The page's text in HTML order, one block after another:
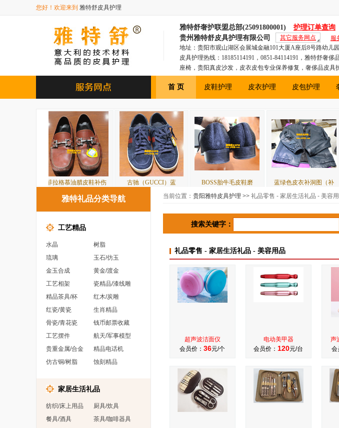
您好！欢迎来到 雅特舒皮具护理
雅特舒奢护联盟总部(25091800001)
护理订单查询
贵州雅特舒皮具护理有限公司
其它服务网点
服
地址：贵阳市观山湖区会展城金融101大厦A座后8号路幼儿
皮具护理热线：18185114191，0851-84114191，雅特舒奢
座椅，贵阳真皮沙发，皮衣皮包专业保养修复，奢侈品皮
具，贵阳皮衣皮包，贵阳汽车真皮座椅、贵阳真皮沙发，
首 页 皮鞋护理 皮衣护理 皮包护理
拉格慕油腊皮鞋补伤 古驰（GUCCI）蓝 BOSS胎牛毛皮鞋磨 蓝绿色皮衣补洞图（补 女士棕色皮包
雅特礼品分类导航
工艺精品
水晶
树脂
琉璃
玉石/仿玉
金玉合成
黄金/渡金
工艺相架
瓷精品/漆线雕
精品茶具/杯
红木/炭雕
红瓷/黄瓷
生肖精品
骨瓷/青花瓷
钱币邮票收藏
工艺摆件
航天/军事模型
贵重金属/合金
精品电话机
仿古铜/树脂
蚀刻精品
家居生活礼品
纺织/床上用品
厨具/炊具
餐具/酒具
茶具/咖啡器具
当前位置： 贵阳雅特皮具护理 >> 礼品零售 - 家居生活礼品 - 美容
搜索关键字：
礼品零售 - 家居生活礼品 - 美容用品
超声波洁面仪
会员价： 36元/个
电动美甲器
会员价： 120元/台
声
会